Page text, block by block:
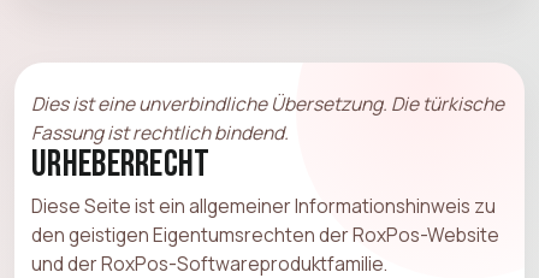
Dies ist eine unverbindliche Übersetzung. Die türkische
Fassung ist rechtlich bindend.
Urheberrecht
Diese Seite ist ein allgemeiner Informationshinweis zu
den geistigen Eigentumsrechten der RoxPos-Website
und der RoxPos-Softwareproduktfamilie.